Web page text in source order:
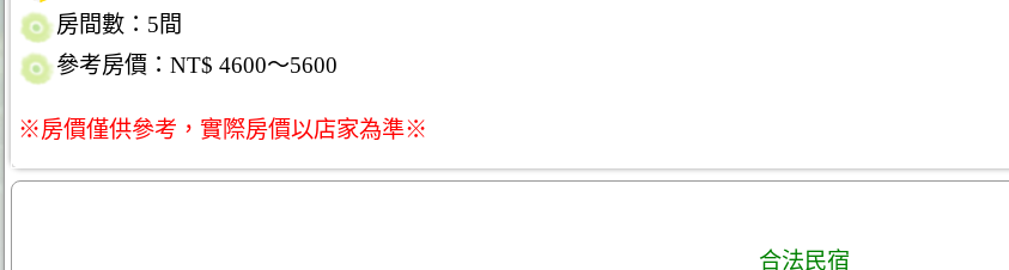
房間數：5間
參考房價：NT$ 4600～5600
※房價僅供參考，實際房價以店家為準※
合法民宿